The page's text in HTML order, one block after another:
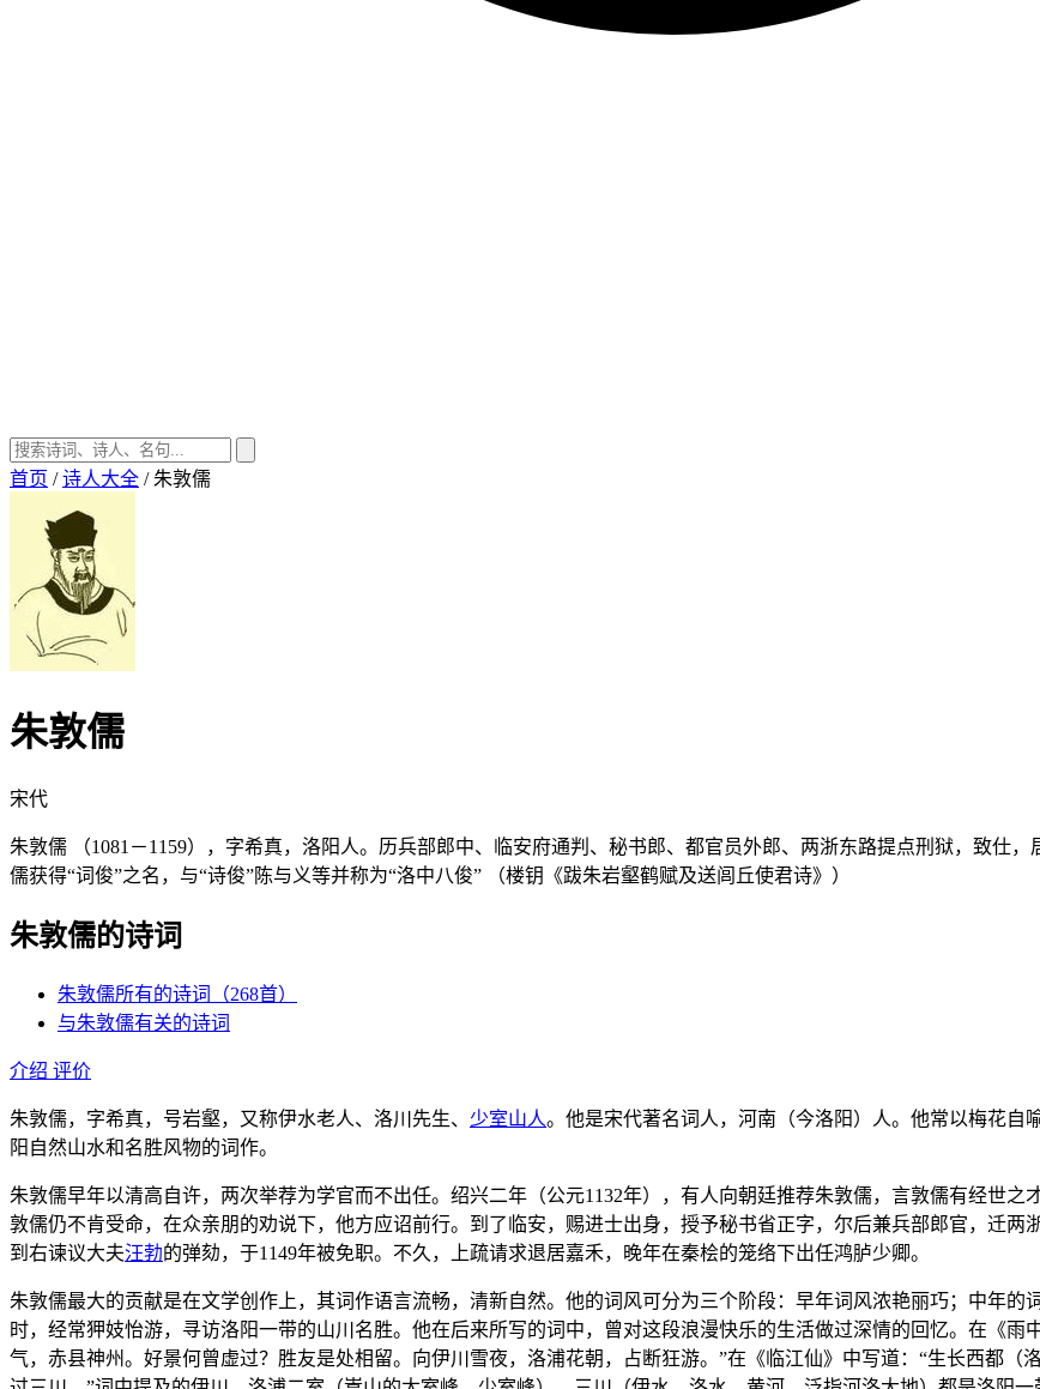
首页 / 诗人大全 / 朱敦儒
朱敦儒
宋代
朱敦儒 （1081－1159），字希真，洛阳人。历兵部郎中、临安府通判、秘书郎、都官员外郎、两浙东路提点刑狱，致仕
儒获得“词俊”之名，与“诗俊”陈与义等并称为“洛中八俊” （楼钥《跋朱岩壑鹤赋及送闾丘使君诗》）
朱敦儒的诗词
朱敦儒所有的诗词（268首）
与朱敦儒有关的诗词
介绍 评价
朱敦儒，字希真，号岩壑，又称伊水老人、洛川先生、 少室山人。他是宋代著名词人，河南（今洛阳）人。他常以梅花
阳自然山水和名胜风物的词作。
朱敦儒早年以清高自许，两次举荐为学官而不出任。绍兴二年（公元1132年），有人向朝廷推荐朱敦儒，言敦儒有经世之
敦儒仍不肯受命，在众亲朋的劝说下，他方应诏前行。到了临安，赐进士出身，授予秘书省正字，尔后兼兵部郎官，迁两
到右谏议大夫汪勃的弹劾，于1149年被免职。不久，上疏请求退居嘉禾，晚年在秦桧的笼络下出任鸿胪少卿。
朱敦儒最大的贡献是在文学创作上，其词作语言流畅，清新自然。他的词风可分为三个阶段：早年词风浓艳丽巧；中年
时，经常狎妓怡游，寻访洛阳一带的山川名胜。他在后来所写的词中，曾对这段浪漫快乐的生活做过深情的回忆。在《
气，赤县神州。好景何曾虚过？胜友是处相留。向伊川雪夜，洛浦花朝，占断狂游。”在《临江仙》中写道：“生长西都